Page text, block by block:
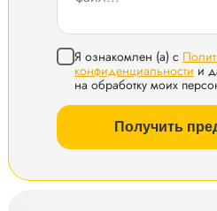
Я ознакомлен (а) с
конфиденциальности и
на обработку моих
Получить